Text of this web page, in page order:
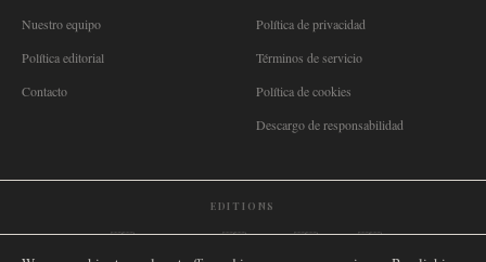
Nuestro equipo
Política editorial
Contacto
Política de privacidad
Términos de servicio
Política de cookies
Descargo de responsabilidad
EDITIONS
🌐 International🇬🇧 United Kingdom🇦🇺 Australia🇨🇦 Canada🇳🇿 New Zealand